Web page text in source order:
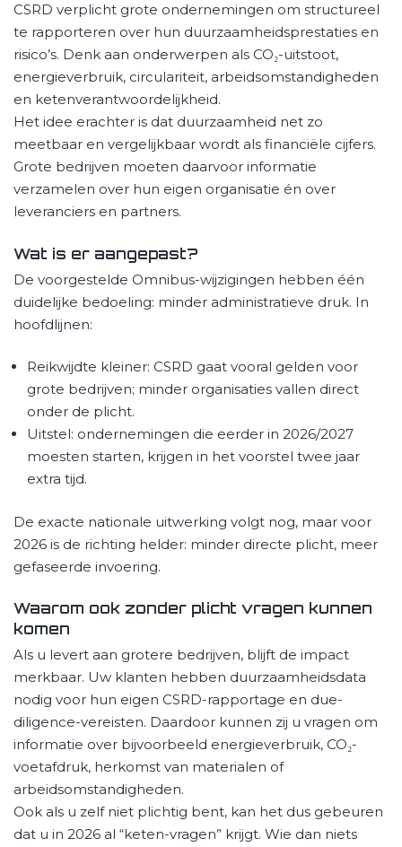
CSRD verplicht grote ondernemingen om structureel
te rapporteren over hun duurzaamheidsprestaties en
risico’s. Denk aan onderwerpen als CO₂-uitstoot,
energieverbruik, circulariteit, arbeidsomstandigheden
en ketenverantwoordelijkheid.
Het idee erachter is dat duurzaamheid net zo
meetbaar en vergelijkbaar wordt als financiële cijfers.
Grote bedrijven moeten daarvoor informatie
verzamelen over hun eigen organisatie én over
leveranciers en partners.
Wat is er aangepast?
De voorgestelde Omnibus-wijzigingen hebben één
duidelijke bedoeling: minder administratieve druk. In
hoofdlijnen:
Reikwijdte kleiner: CSRD gaat vooral gelden voor
grote bedrijven; minder organisaties vallen direct
onder de plicht.
Uitstel: ondernemingen die eerder in 2026/2027
moesten starten, krijgen in het voorstel twee jaar
extra tijd.
De exacte nationale uitwerking volgt nog, maar voor
2026 is de richting helder: minder directe plicht, meer
gefaseerde invoering.
Waarom ook zonder plicht vragen kunnen
komen
Als u levert aan grotere bedrijven, blijft de impact
merkbaar. Uw klanten hebben duurzaamheidsdata
nodig voor hun eigen CSRD-rapportage en due-
diligence-vereisten. Daardoor kunnen zij u vragen om
informatie over bijvoorbeeld energieverbruik, CO₂-
voetafdruk, herkomst van materialen of
arbeidsomstandigheden.
Ook als u zelf niet plichtig bent, kan het dus gebeuren
dat u in 2026 al “keten-vragen” krijgt. Wie dan niets